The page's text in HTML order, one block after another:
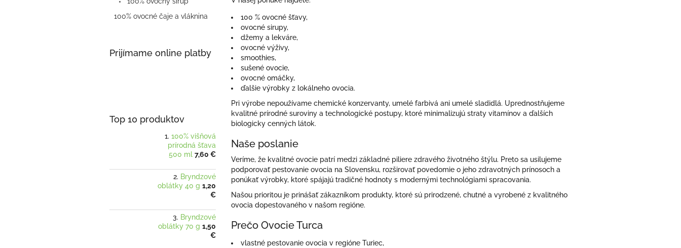
100% ovocné čaje a vláknina
Prijímame online platby
Top 10 produktov
100% višňová
prírodná šťava
500 ml 7,60 €
Bryndzové
oblátky 40 g 1,20
€
Bryndzové
oblátky 70 g 1,50
€
100 % ovocné šťavy,
ovocné sirupy,
džemy a lekváre,
ovocné výživy,
smoothies,
sušené ovocie,
ovocné omáčky,
ďalšie výrobky z lokálneho ovocia.
Pri výrobe nepoužívame chemické konzervanty, umelé farbivá ani umelé sladidlá. Uprednostňujeme
kvalitné prírodné suroviny a technologické postupy, ktoré minimalizujú straty vitamínov a ďalších
biologicky cenných látok.
Naše poslanie
Veríme, že kvalitné ovocie patrí medzi základné piliere zdravého životného štýlu. Preto sa usilujeme
podporovať pestovanie ovocia na Slovensku, rozširovať povedomie o jeho zdravotných prínosoch a
ponúkať výrobky, ktoré spájajú tradičné hodnoty s modernými technológiami spracovania.
Našou prioritou je prinášať zákazníkom produkty, ktoré sú prirodzené, chutné a vyrobené z kvalitného
ovocia dopestovaného v našom regióne.
Prečo Ovocie Turca
vlastné pestovanie ovocia v regióne Turiec,